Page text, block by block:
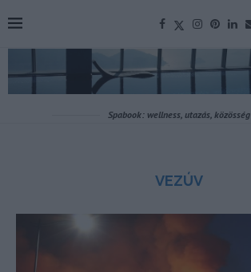
Spabook: wellness, utazás, közösség
VEZÚV